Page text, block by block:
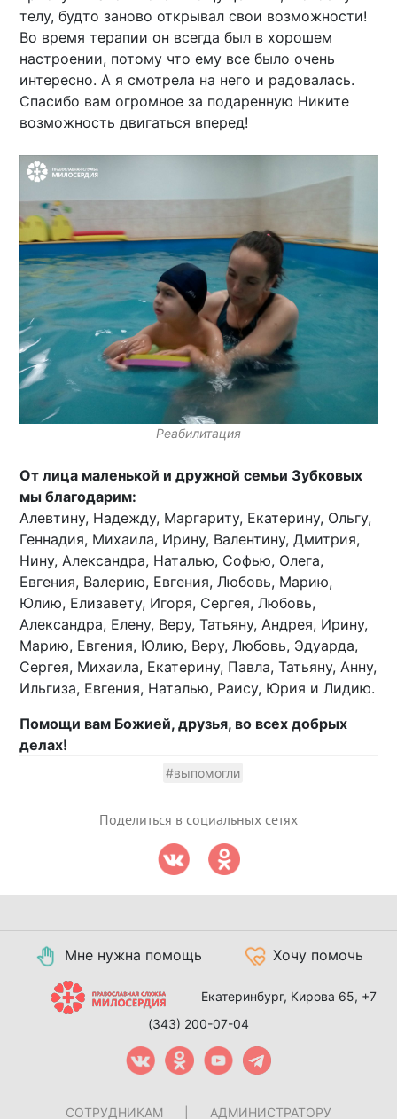
телу, будто заново открывал свои возможности!
Во время терапии он всегда был в хорошем
настроении, потому что ему все было очень
интересно. А я смотрела на него и радовалась.
Спасибо вам огромное за подаренную Никите
возможность двигаться вперед!
Реабилитация
От лица маленькой и дружной семьи Зубковых
мы благодарим:
Алевтину, Надежду, Маргариту, Екатерину, Ольгу,
Геннадия, Михаила, Ирину, Валентину, Дмитрия,
Нину, Александра, Наталью, Софью, Олега,
Евгения, Валерию, Евгения, Любовь, Марию,
Юлию, Елизавету, Игоря, Сергея, Любовь,
Александра, Елену, Веру, Татьяну, Андрея, Ирину,
Марию, Евгения, Юлию, Веру, Любовь, Эдуарда,
Сергея, Михаила, Екатерину, Павла, Татьяну, Анну,
Ильгиза, Евгения, Наталью, Раису, Юрия и Лидию.
Помощи вам Божией, друзья, во всех добрых
делах!
#выпомогли
Поделиться в социальных сетях
Мне нужна помощь Хочу помочь
Екатеринбург, Кирова 65, +7
(343) 200-07-04
СОТРУДНИКАМ АДМИНИСТРАТОРУ